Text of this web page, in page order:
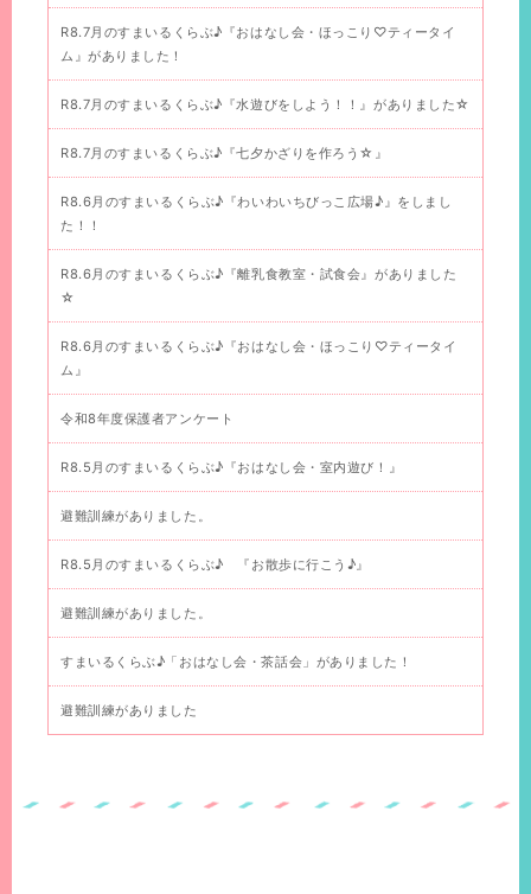
R8.7月のすまいるくらぶ♪『おはなし会・ほっこり♡ティータイ
ム』がありました！
R8.7月のすまいるくらぶ♪『水遊びをしよう！！』がありました☆
R8.7月のすまいるくらぶ♪『七夕かざりを作ろう☆』
R8.6月のすまいるくらぶ♪『わいわいちびっこ広場♪』をしまし
た！！
R8.6月のすまいるくらぶ♪『離乳食教室・試食会』がありました
☆
R8.6月のすまいるくらぶ♪『おはなし会・ほっこり♡ティータイ
ム』
令和8年度保護者アンケート
R8.5月のすまいるくらぶ♪『おはなし会・室内遊び！』
避難訓練がありました。
R8.5月のすまいるくらぶ♪ 『お散歩に行こう♪』
避難訓練がありました。
すまいるくらぶ♪「おはなし会・茶話会」がありました！
避難訓練がありました